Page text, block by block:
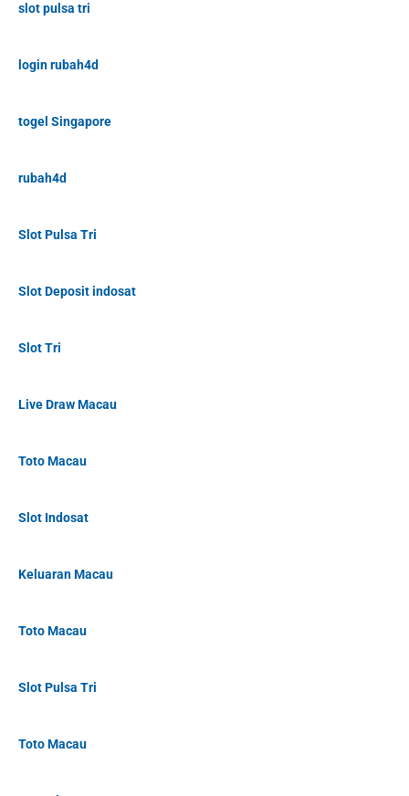
slot pulsa tri
login rubah4d
togel Singapore
rubah4d
Slot Pulsa Tri
Slot Deposit indosat
Slot Tri
Live Draw Macau
Toto Macau
Slot Indosat
Keluaran Macau
Toto Macau
Slot Pulsa Tri
Toto Macau